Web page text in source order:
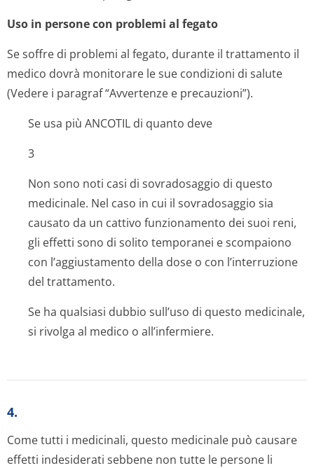
Uso in persone con problemi al fegato
Se soffre di problemi al fegato, durante il trattamento il
medico dovrà monitorare le sue condizioni di salute
(Vedere i paragraf “Avvertenze e precauzioni”).
Se usa più ANCOTIL di quanto deve
3
Non sono noti casi di sovradosaggio di questo
medicinale. Nel caso in cui il sovradosaggio sia
causato da un cattivo funzionamento dei suoi reni,
gli effetti sono di solito temporanei e scompaiono
con l’aggiustamento della dose o con l’interruzione
del trattamento.
Se ha qualsiasi dubbio sull’uso di questo medicinale,
si rivolga al medico o all’infermiere.
4.
Come tutti i medicinali, questo medicinale può causare
effetti indesiderati sebbene non tutte le persone li